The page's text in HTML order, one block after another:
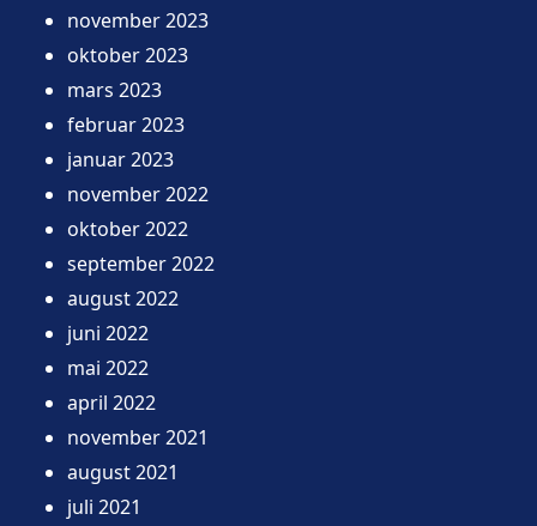
november 2023
oktober 2023
mars 2023
februar 2023
januar 2023
november 2022
oktober 2022
september 2022
august 2022
juni 2022
mai 2022
april 2022
november 2021
august 2021
juli 2021